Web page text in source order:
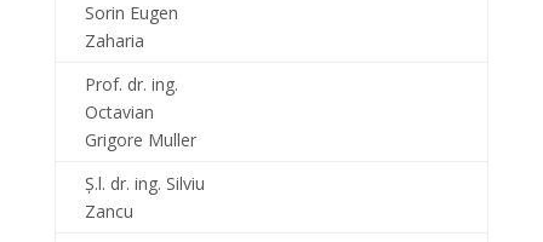
Sorin Eugen
Zaharia
Prof. dr. ing.
Octavian
Grigore Muller
Ș.l. dr. ing. Silviu
Zancu